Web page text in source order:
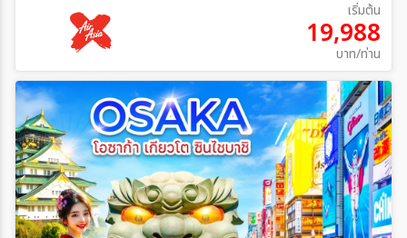
เริ่มต้น
19,988
บาท/ท่าน